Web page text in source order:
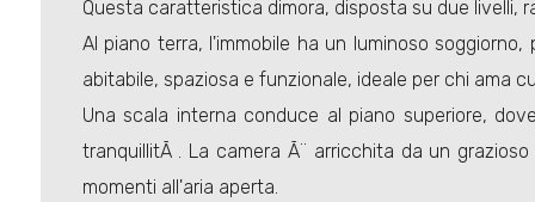
Questa caratteristica dimora, disposta su due livelli,
Al piano terra, l'immobile ha un luminoso
abitabile, spaziosa e funzionale, ideale per chi ama
Una scala interna conduce al piano superiore,
tranquillitÃ . La camera Ã¨ arricchita da un
momenti all'aria aperta.